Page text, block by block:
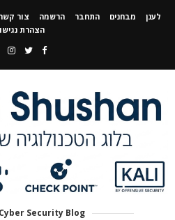
לענן מבחנים התחבר הרשמה צור קשר
הצהרת
Cyber Security Blog משנת 2013